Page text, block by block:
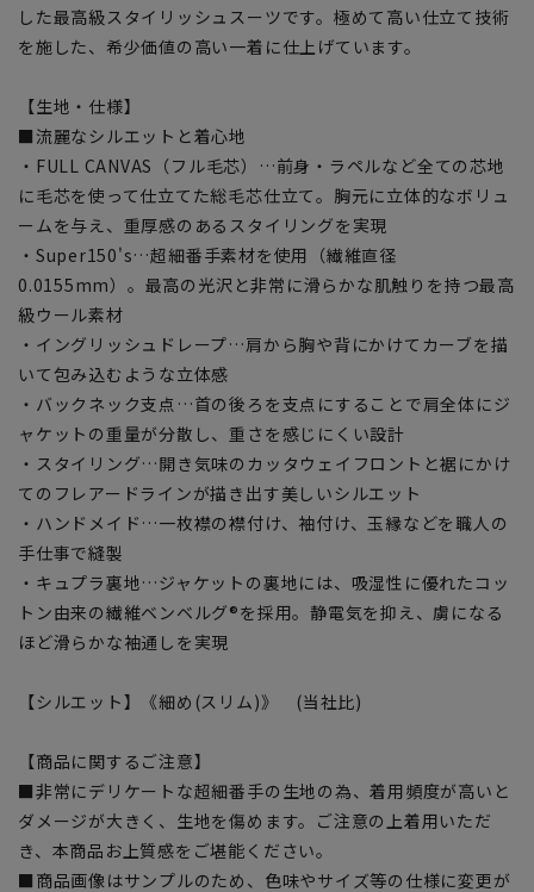
した最高級スタイリッシュスーツです。極めて高い仕立て技術
を施した、希少価値の高い一着に仕上げています。
【生地・仕様】
■流麗なシルエットと着心地
・FULL CANVAS（フル毛芯）…前身・ラペルなど全ての芯地
に毛芯を使って仕立てた総毛芯仕立て。胸元に立体的なボリュ
ームを与え、重厚感のあるスタイリングを実現
・Super150's…超細番手素材を使用（繊維直径
0.0155mm）。最高の光沢と非常に滑らかな肌触りを持つ最高
級ウール素材
・イングリッシュドレープ…肩から胸や背にかけてカーブを描
いて包み込むような立体感
・バックネック支点…首の後ろを支点にすることで肩全体にジ
ャケットの重量が分散し、重さを感じにくい設計
・スタイリング…開き気味のカッタウェイフロントと裾にかけ
てのフレアードラインが描き出す美しいシルエット
・ハンドメイド…一枚襟の襟付け、袖付け、玉縁などを職人の
手仕事で縫製
・キュプラ裏地…ジャケットの裏地には、吸湿性に優れたコッ
トン由来の繊維ベンベルグ®を採用。静電気を抑え、虜になる
ほど滑らかな袖通しを実現
【シルエット】《細め(スリム)》 (当社比)
【商品に関するご注意】
■非常にデリケートな超細番手の生地の為、着用頻度が高いと
ダメージが大きく、生地を傷めます。ご注意の上着用いただ
き、本商品お上質感をご堪能ください。
■商品画像はサンプルのため、色味やサイズ等の仕様に変更が